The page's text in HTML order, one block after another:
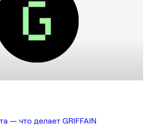
— что делает GRIFFAIN